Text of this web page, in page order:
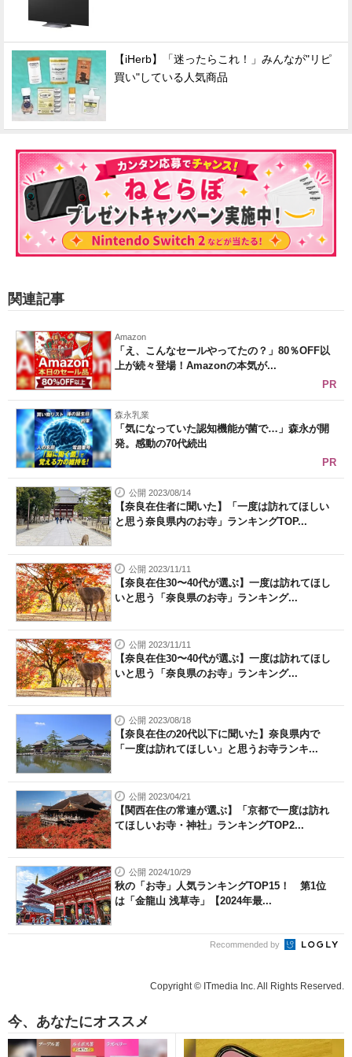
【iHerb】「迷ったらこれ！」みんなが"リピ
買い"している人気商品
関連記事
Amazon
「え、こんなセールやってたの？」80％OFF以
上が続々登場！Amazonの本気が...
PR
森永乳業
「気になっていた認知機能が菌で…」森永が開
発。感動の70代続出
PR
公開 2023/08/14
【奈良在住者に聞いた】「一度は訪れてほしい
と思う奈良県内のお寺」ランキングTOP...
公開 2023/11/11
【奈良在住30〜40代が選ぶ】一度は訪れてほし
いと思う「奈良県のお寺」ランキング...
公開 2023/11/11
【奈良在住30〜40代が選ぶ】一度は訪れてほし
いと思う「奈良県のお寺」ランキング...
公開 2023/08/18
【奈良在住の20代以下に聞いた】奈良県内で
「一度は訪れてほしい」と思うお寺ランキ...
公開 2023/04/21
【関西在住の常連が選ぶ】「京都で一度は訪れ
てほしいお寺・神社」ランキングTOP2...
公開 2024/10/29
秋の「お寺」人気ランキングTOP15！ 第1位
は「金龍山 浅草寺」【2024年最...
Recommended by
Copyright © ITmedia Inc. All Rights Reserved.
今、あなたにオススメ